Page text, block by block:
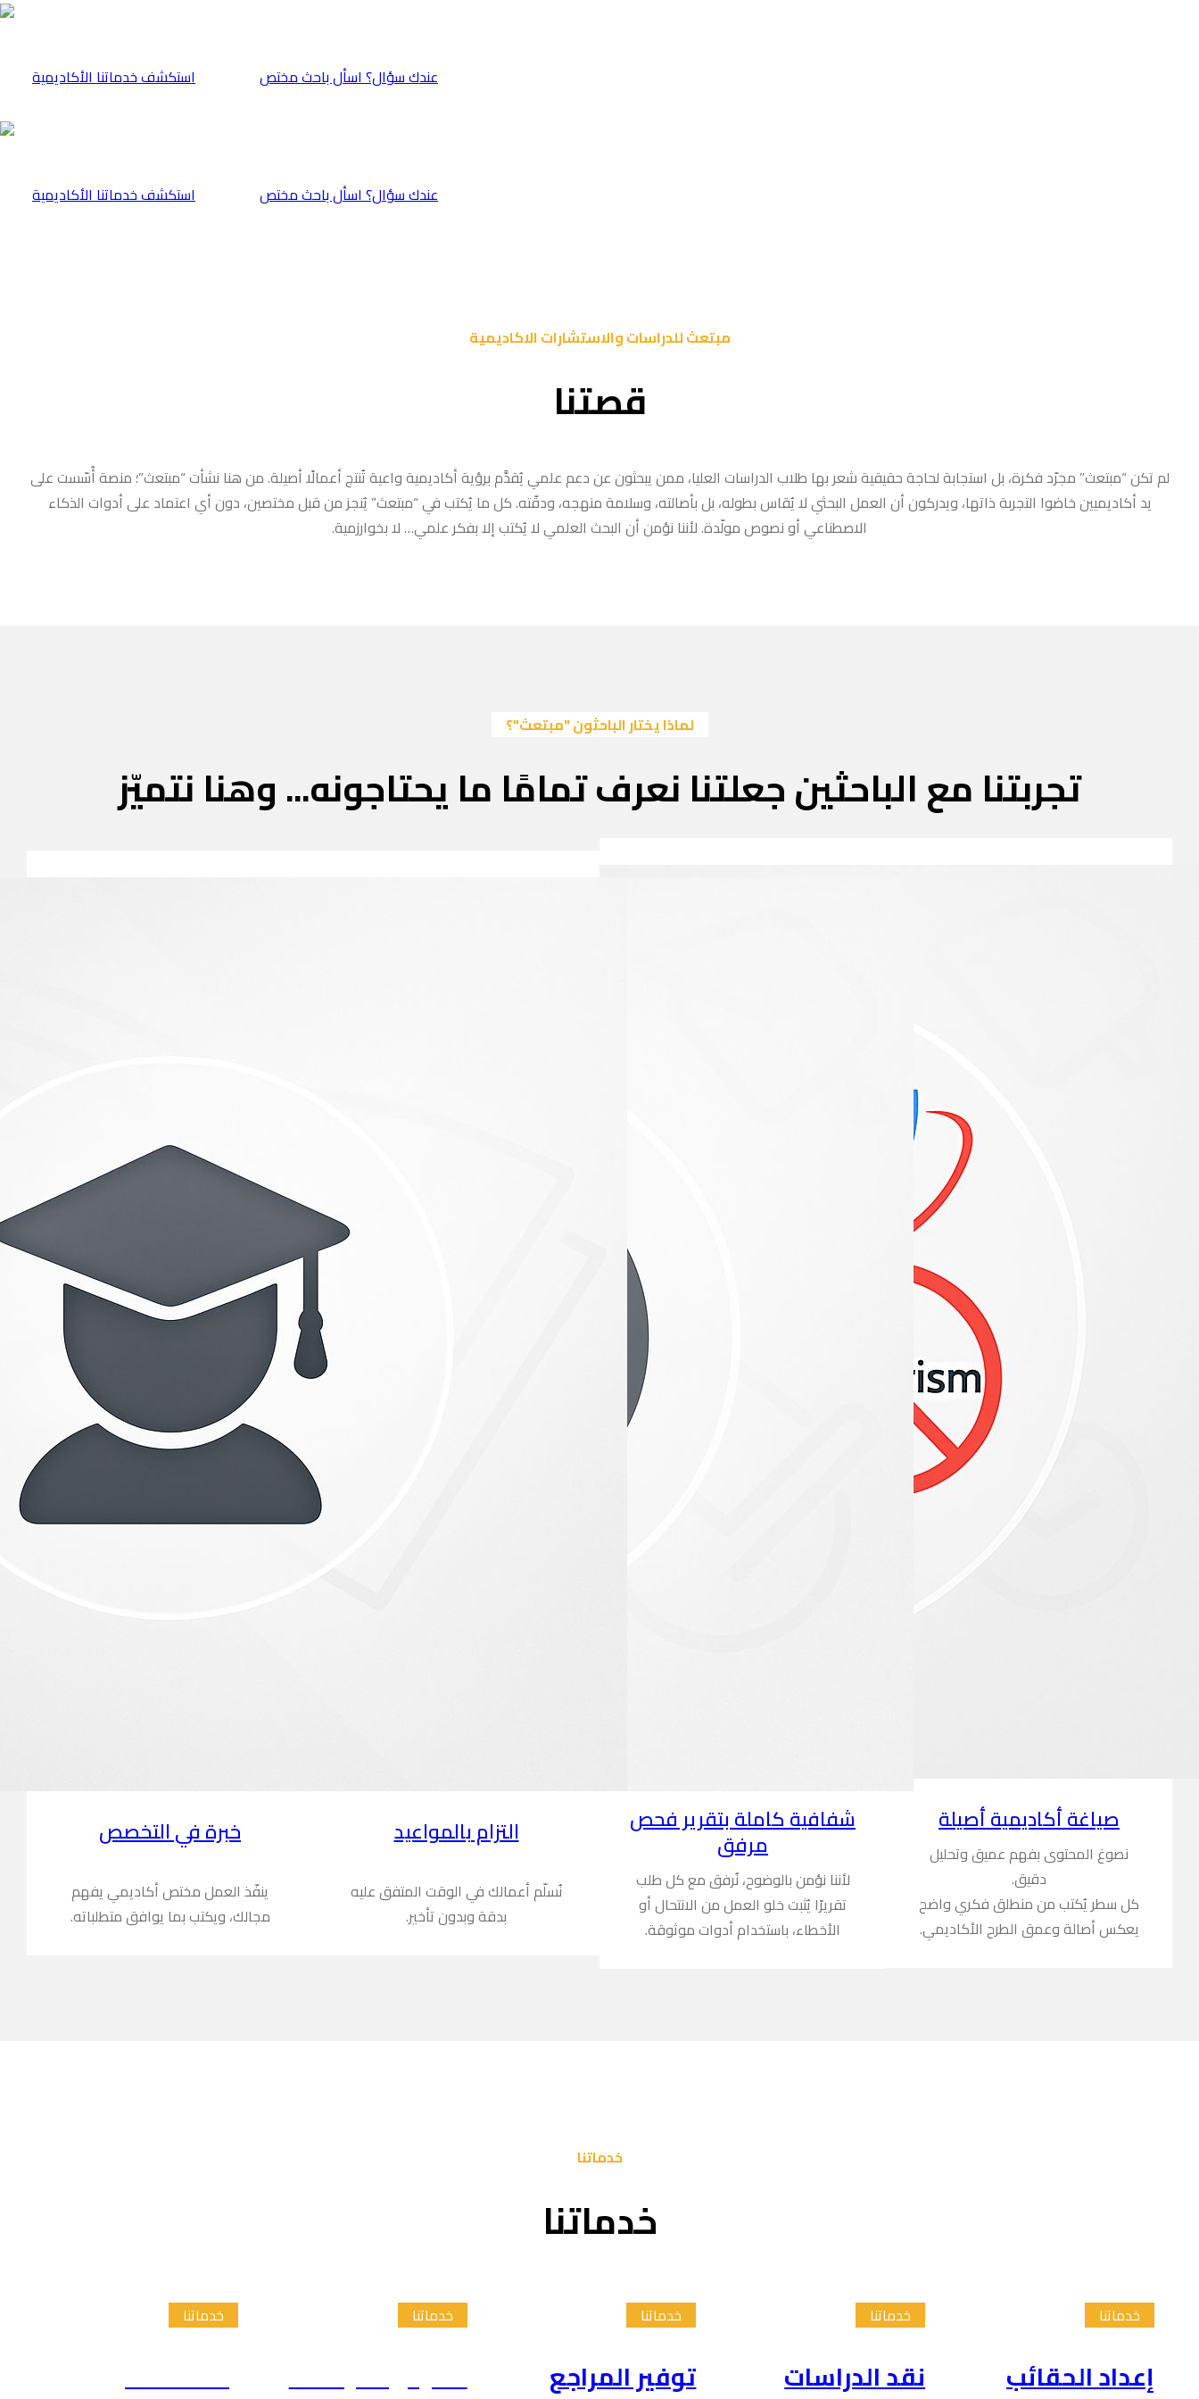
⁠استكشف خدماتنا الأكاديمية عندك سؤال؟ اسأل باحث مختص
⁠استكشف خدماتنا الأكاديمية عندك سؤال؟ اسأل باحث مختص
مبتعث للدراسات والاستشارات الاكاديمية
قصتنا
لم تكن “مبتعث” مجرّد فكرة، بل استجابة لحاجة حقيقية شعر بها طلاب الدراسات العليا، ممن يبحثون عن دعم علمي يُقدَّم برؤية أكاديمية واعية تُنتج أعمالًا أصيلة. من هنا نشأت “مبتعث”؛ منصة أُسّست على
يد أكاديميين خاضوا التجربة ذاتها، ويدركون أن العمل البحثي لا يُقاس بطوله، بل بأصالته، وسلامة منهجه، ودقّته. كل ما يُكتب في “مبتعث” يُنجز من قبل مختصين، دون أي اعتماد على أدوات الذكاء
الاصطناعي أو نصوص مولّدة. لأننا نؤمن أن البحث العلمي لا يُكتب إلا بفكر علمي… لا بخوارزمية.
لماذا يختار الباحثون "مبتعث"؟
تجربتنا مع الباحثين جعلتنا نعرف تمامًا ما يحتاجونه... وهنا نتميّز
صياغة أكاديمية أصيلة
نصوغ المحتوى بفهم عميق وتحليل
دقيق.
كل سطر يُكتب من منطلق فكري واضح
يعكس أصالة وعمق الطرح الأكاديمي.
شفافية كاملة بتقرير فحص
مرفق
لأننا نؤمن بالوضوح، نُرفق مع كل طلب
تقريرًا يُثبت خلو العمل من الانتحال أو
الأخطاء، باستخدام أدوات موثوقة.
التزام بالمواعيد
نُسلّم أعمالك في الوقت المتفق عليه
بدقة وبدون تأخير.
خبرة في التخصص
ينفّذ العمل مختص أكاديمي يفهم
مجالك، ويكتب بما يوافق متطلباته.
خدماتنا
خدماتنا
خدماتنا
إعداد الحقائب
خدماتنا
نقد الدراسات
خدماتنا
توفير المراجع
خدماتنا
تلخيص الدراسات
خدماتنا
إعداد الاطار